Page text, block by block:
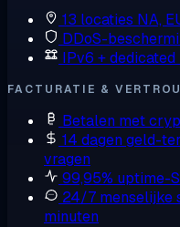
13 locaties NA,
DDoS-
IPv6 +
FACTURATIE &
Betalen met
14 dagen geld-
vragen
99,95% uptime-
24/7 menselijke
minuten